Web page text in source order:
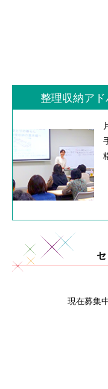
整理収納ア
現在募集